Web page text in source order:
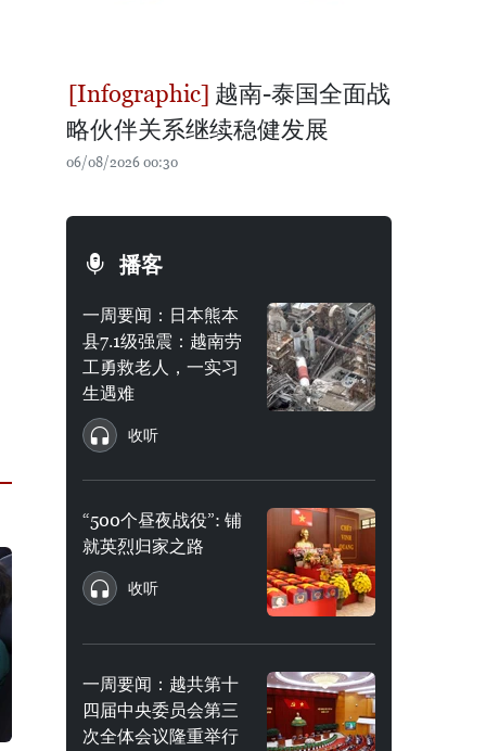
越南-泰国全面战
略伙伴关系继续稳健发展
06/08/2026 00:30
播客
一周要闻：日本熊本
县7.1级强震：越南劳
工勇救老人，一实习
生遇难
收听
“500个昼夜战役”: 铺
就英烈归家之路
收听
一周要闻：越共第十
四届中央委员会第三
次全体会议隆重举行